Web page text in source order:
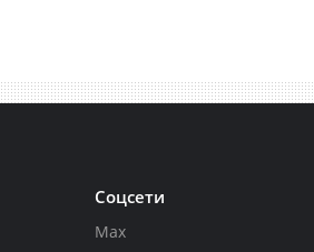
Соцсети
Max